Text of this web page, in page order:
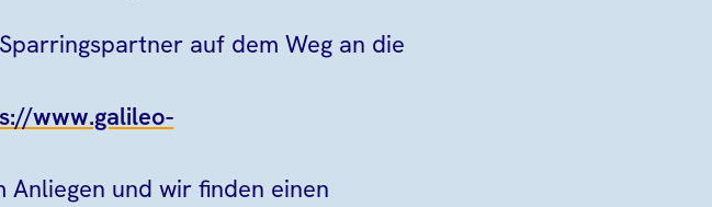
auf dem Weg an die
www.galileo-
Anliegen und wir finden einen